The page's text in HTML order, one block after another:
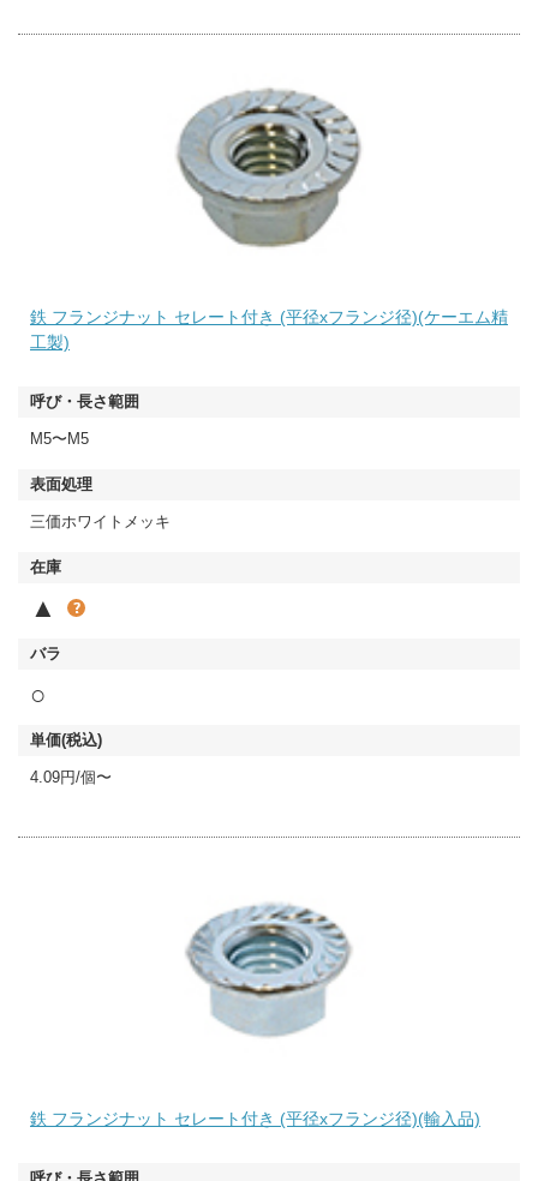
鉄 フランジナット セレート付き (平径xフランジ径)(ケーエム精
工製)
M5〜M5
三価ホワイトメッキ
▲
○
4.09円/個〜
鉄 フランジナット セレート付き (平径xフランジ径)(輸入品)